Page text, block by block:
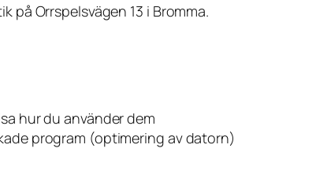
på Orrspelsvägen 13 i Bromma.
hur du använder dem
program (optimering av datorn)